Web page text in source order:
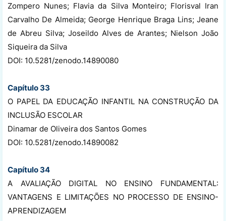
Zompero Nunes; Flavia da Silva Monteiro; Florisval Iran
Carvalho De Almeida; George Henrique Braga Lins; Jeane
de Abreu Silva; Joseildo Alves de Arantes; Nielson João
Siqueira da Silva
DOI: 10.5281/zenodo.14890080
Capítulo 33
O PAPEL DA EDUCAÇÃO INFANTIL NA CONSTRUÇÃO DA
INCLUSÃO ESCOLAR
Dinamar de Oliveira dos Santos Gomes
DOI: 10.5281/zenodo.14890082
Capítulo 34
A AVALIAÇÃO DIGITAL NO ENSINO FUNDAMENTAL:
VANTAGENS E LIMITAÇÕES NO PROCESSO DE ENSINO-
APRENDIZAGEM